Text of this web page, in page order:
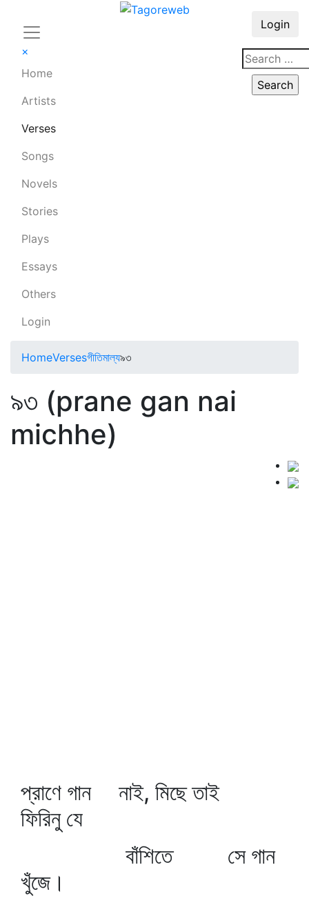
×
Home
Artists
Verses
Songs
Novels
Stories
Plays
Essays
Others
Login
Login
HomeVersesগীতিমাল্য৯৩
৯৩ (prane gan nai
michhe)
প্রাণে গান নাই, মিছে তাই
ফিরিনু যে
বাঁশিতে সে গান
খুঁজে।